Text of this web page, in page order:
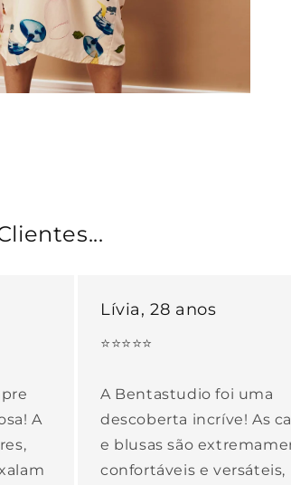
A
Lívia, 28 anos
⭐⭐⭐⭐⭐
A Bentastudio foi uma
descoberta incríve! As
e blusas são
confortáveis e versáteis,